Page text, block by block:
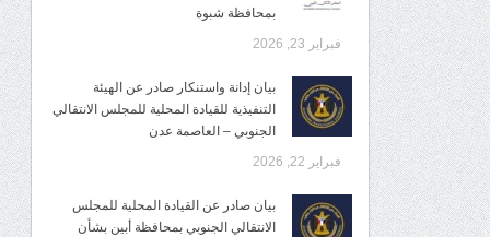
بمحافظة شبوة
فبراير 23, 2026
بيان إدانة واستنكار صادر عن الهيئة
التنفيذية للقيادة المحلية للمجلس الانتقالي
الجنوبي – العاصمة عدن
فبراير 22, 2026
بيان صادر عن القيادة المحلية للمجلس
الانتقالي الجنوبي بمحافظة أبين بشأن